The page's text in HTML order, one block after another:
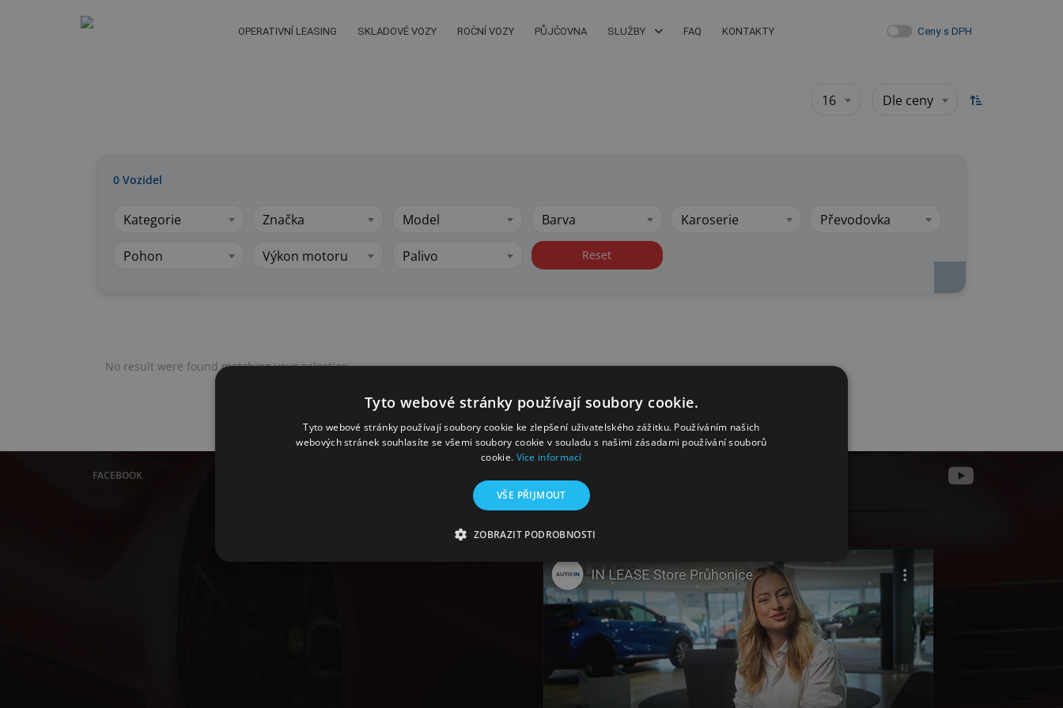
OPERATIVNÍ LEASING SKLADOVÉ VOZY ROČNÍ VOZY PŮJČOVNA SLUŽBY FAQ KONTAKTY Ceny s DPH
16 Dle ceny
0 Vozidel
Kategorie Značka Model Barva Karoserie Převodovka
Pohon Výkon motoru Palivo Reset
No result were found matching your selection.
FACEBOOK
Tyto webové stránky používají soubory cookie.
Tyto webové stránky používají soubory cookie ke zlepšení uživatelského zážitku. Používáním našich
webových stránek souhlasíte se všemi soubory cookie v souladu s našimi zásadami používání souborů
cookie. Více informací
VŠE PŘIJMOUT
ZOBRAZIT PODROBNOSTI